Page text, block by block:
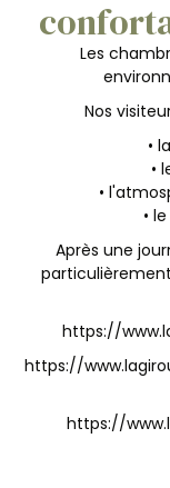
Les
Nos
• la
•
•
•
Après une
https://
https://
https://